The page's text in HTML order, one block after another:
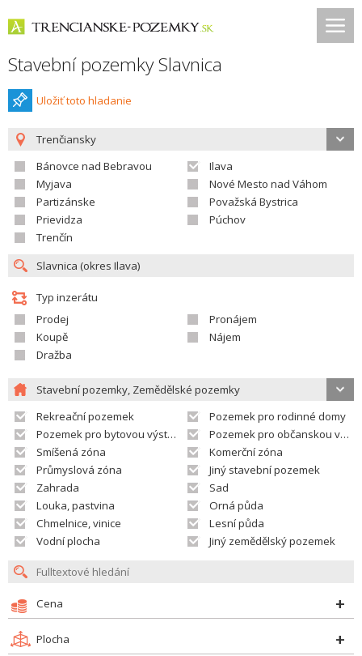
Stavební pozemky Slavnica
Uložiť toto hladanie
Trenčiansky
Bánovce nad Bebravou
Ilava
Myjava
Nové Mesto nad Váhom
Partizánske
Považská Bystrica
Prievidza
Púchov
Trenčín
Typ inzerátu
Prodej
Pronájem
Koupě
Nájem
Dražba
Stavební pozemky, Zemědělské pozemky
Rekreační pozemek
Pozemek pro rodinné domy
Pozemek pro bytovou výstavbu
Pozemek pro občanskou vybavenost
Smíšená zóna
Komerční zóna
Průmyslová zóna
Jiný stavební pozemek
Zahrada
Sad
Louka, pastvina
Orná půda
Chmelnice, vinice
Lesní půda
Vodní plocha
Jiný zemědělský pozemek
Cena
Plocha